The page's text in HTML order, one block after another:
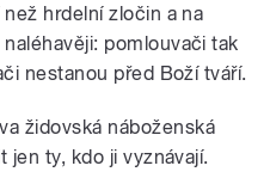
hrdelní zločin a na
pomlouvači tak
nestanou před Boží tváří.
židovská náboženská
ty, kdo ji vyznávají.